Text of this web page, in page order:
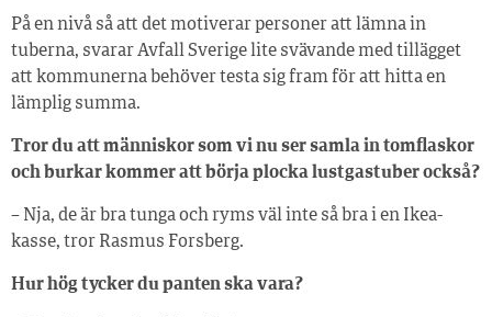
På en nivå så att det motiverar personer att lämna in
tuberna, svarar Avfall Sverige lite svävande med tillägget
att kommunerna behöver testa sig fram för att hitta en
lämplig summa.
Tror du att människor som vi nu ser samla in tomflaskor
och burkar kommer att börja plocka lustgastuber också?
– Nja, de är bra tunga och ryms väl inte så bra i en Ikea-
kasse, tror Rasmus Forsberg.
Hur hög tycker du panten ska vara?